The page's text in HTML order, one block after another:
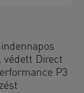
védett Direct
P3